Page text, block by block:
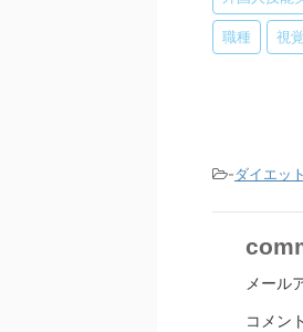
職種 視
-ダイエット
メール
コメント